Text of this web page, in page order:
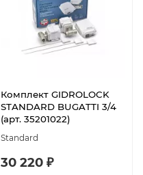
Комплект GIDROLOCK
STANDARD BUGATTI 3/4
(арт. 35201022)
Standard
30 220 ₽